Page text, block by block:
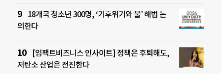
18개국 청소년 300명, ‘기후위기와 물’ 해법 논
의한다
[임팩트비즈니스 인사이트] 정책은 후퇴해도,
저탄소 산업은 전진한다